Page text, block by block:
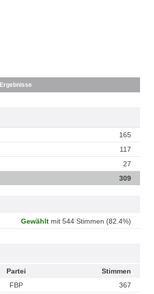
Ergebnisse
165
117
27
309
Gewähltmit 544 Stimmen (82.4%)
Partei
Stimmen
FBP
367